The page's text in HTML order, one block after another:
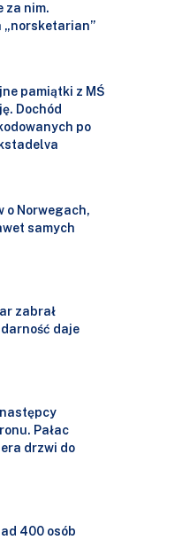
za nim.
„norsketarian”
pamiątki z MŚ
Dochód
po
o Norwegach,
samych
zabrał
daje
Pałac
drzwi do
400 osób